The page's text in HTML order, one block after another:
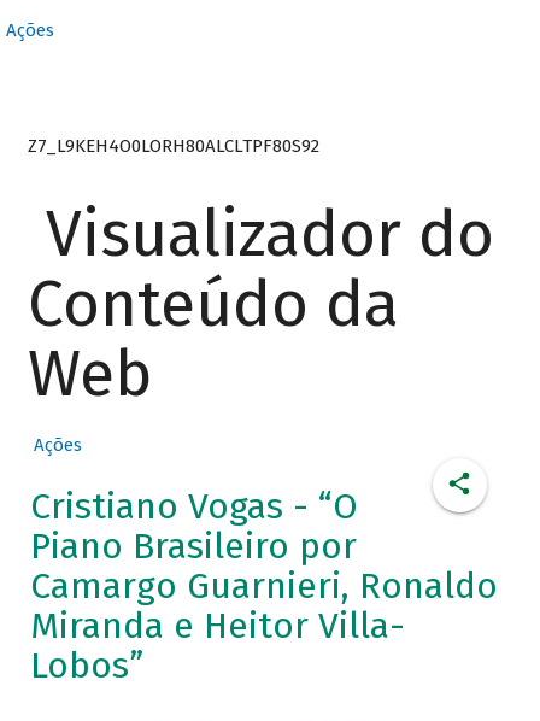
Ações
Z7_L9KEH4O0LORH80ALCLTPF80S92
Visualizador do
Conteúdo da
Web
Ações
Cristiano Vogas - “O
Piano Brasileiro por
Camargo Guarnieri, Ronaldo
Miranda e Heitor Villa-
Lobos”